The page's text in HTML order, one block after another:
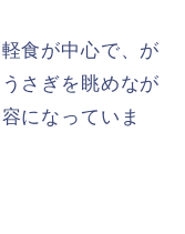
食が中心で、が
さぎを眺めなが
になっていま